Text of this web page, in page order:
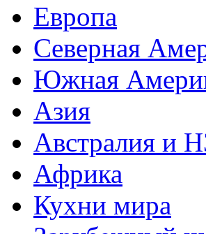
Европа
Северная
Южная
Азия
Австралия и
Африка
Кухни мира